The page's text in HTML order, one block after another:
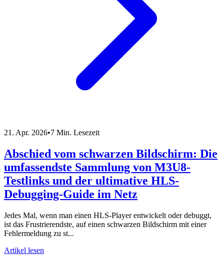
21. Apr. 2026•7 Min. Lesezeit
Abschied vom schwarzen Bildschirm: Die
umfassendste Sammlung von M3U8-
Testlinks und der ultimative HLS-
Debugging-Guide im Netz
Jedes Mal, wenn man einen HLS-Player entwickelt oder debuggt,
ist das Frustrierendste, auf einen schwarzen Bildschirm mit einer
Fehlermeldung zu st...
Artikel lesen